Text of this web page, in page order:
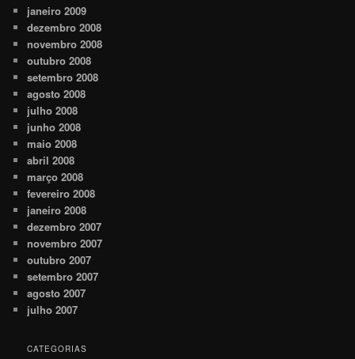
janeiro 2009
dezembro 2008
novembro 2008
outubro 2008
setembro 2008
agosto 2008
julho 2008
junho 2008
maio 2008
abril 2008
março 2008
fevereiro 2008
janeiro 2008
dezembro 2007
novembro 2007
outubro 2007
setembro 2007
agosto 2007
julho 2007
CATEGORIAS